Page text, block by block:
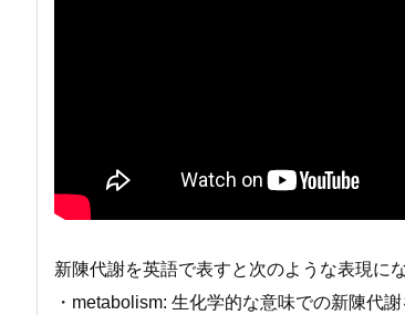
新陳代謝を英語で表すと次のような表現に
・metabolism: 生化学的な意味での新陳代